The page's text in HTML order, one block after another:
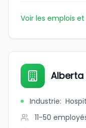
Voir les emplois
Alberta
Industrie:
11-50